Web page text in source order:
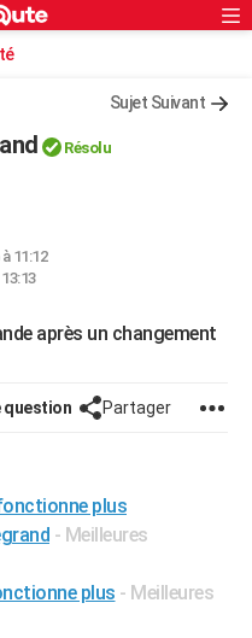
Sujet Suivant
Résolu
11:12
après un changement
question Partager
plus
- Meilleures
plus - Meilleures